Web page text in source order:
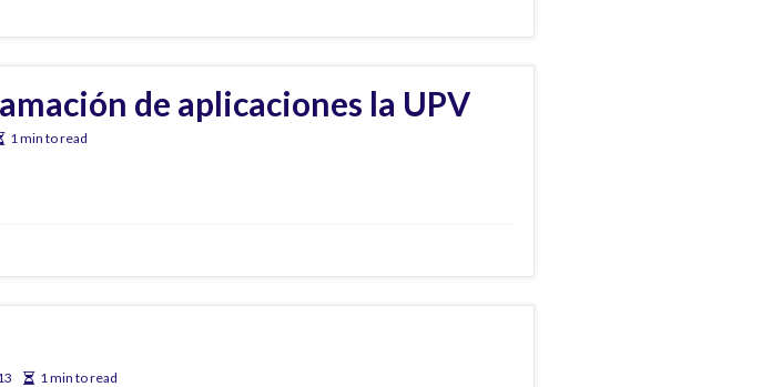
de aplicaciones la UPV
1 min to read
1 min to read